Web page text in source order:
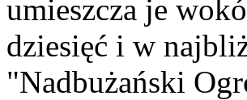
umieszcza je
dziesięć i w
"Nadbużański